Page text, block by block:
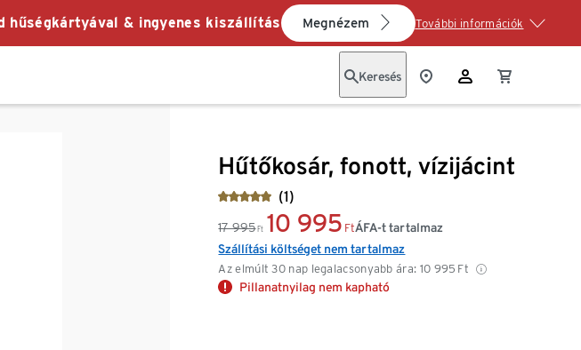
hűségkártyával & ingyenes kiszállítás Megnézem További információk
Keresés
Hűtőkosár, fonott, vízijácint
(1)
17 995 Ft 10 995 Ft
Az elmúlt 30 nap legalacsonyabb ára: 10 995 Ft
ÁFA-t tartalmaz
Szállítási költséget nem tartalmaz
Pillanatnyilag nem kapható